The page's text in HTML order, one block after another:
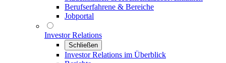
Berufserfahrene & Bereiche
Jobportal
Investor Relations
Schließen
Investor Relations im Überblick